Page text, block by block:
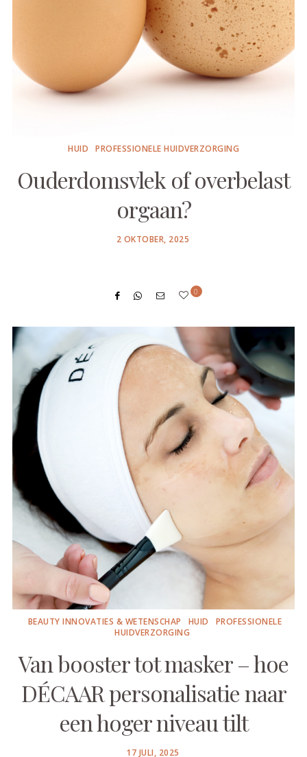
HUID PROFESSIONELE HUIDVERZORGING
Ouderdomsvlek of overbelast
orgaan?
POSTED
2 OKTOBER, 2025
0
BEAUTY INNOVATIES & WETENSCHAP HUID
PROFESSIONELE
HUIDVERZORGING
Van booster tot masker – hoe
DÉCAAR personalisatie naar
een hoger niveau tilt
POSTED
17 JULI, 2025